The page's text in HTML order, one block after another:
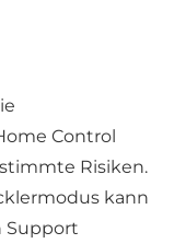
Control
Risiken.
kann
Support